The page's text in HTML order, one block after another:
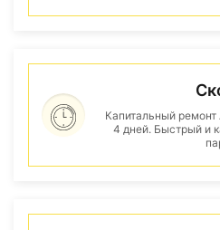
Капитальный
4 дней. Быстрый и